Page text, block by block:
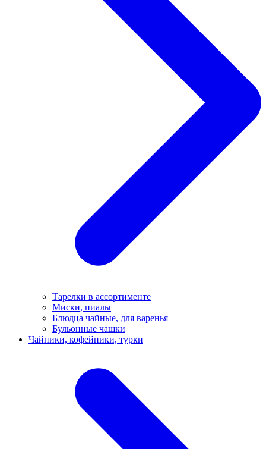
Тарелки в ассортименте
Миски, пиалы
Блюдца чайные, для варенья
Бульонные чашки
Чайники, кофейники, турки